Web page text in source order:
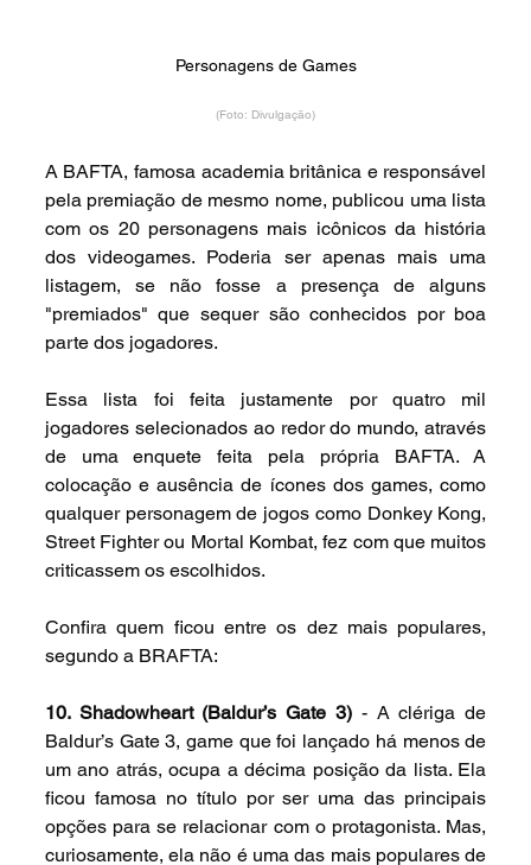
Personagens de Games
(Foto: Divulgação)
A BAFTA, famosa academia britânica e responsável
pela premiação de mesmo nome, publicou uma lista
com os 20 personagens mais icônicos da história
dos videogames. Poderia ser apenas mais uma
listagem, se não fosse a presença de alguns
"premiados" que sequer são conhecidos por boa
parte dos jogadores.
Essa lista foi feita justamente por quatro mil
jogadores selecionados ao redor do mundo, através
de uma enquete feita pela própria BAFTA. A
colocação e ausência de ícones dos games, como
qualquer personagem de jogos como Donkey Kong,
Street Fighter ou Mortal Kombat, fez com que muitos
criticassem os escolhidos.
Confira quem ficou entre os dez mais populares,
segundo a BRAFTA:
10. Shadowheart (Baldur’s Gate 3) - A clériga de
Baldur’s Gate 3, game que foi lançado há menos de
um ano atrás, ocupa a décima posição da lista. Ela
ficou famosa no título por ser uma das principais
opções para se relacionar com o protagonista. Mas,
curiosamente, ela não é uma das mais populares de